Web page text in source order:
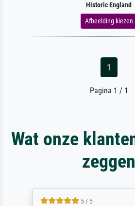
Historic England
Afbeelding kiezen
1
Pagina 1 / 1
Wat onze
zeggen
5 / 5